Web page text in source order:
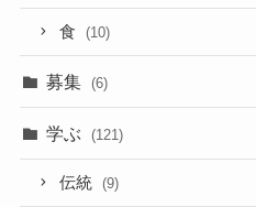
食 (10)
募集 (6)
学ぶ (121)
伝統 (9)